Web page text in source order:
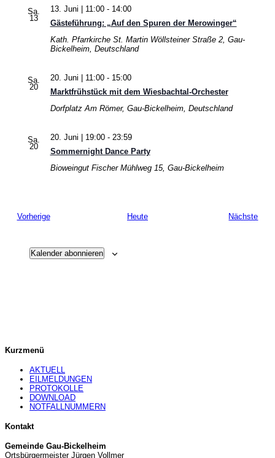
Sa.
13
Gästeführung: „Auf den Spuren der Merowinger“
13. Juni | 11:00- 14:00
Kath. Pfarrkirche St. Martin Wöllsteiner Straße 2, Gau-
Bickelheim, Deutschland
Sa.
20
Marktfrühstück mit dem Wiesbachtal-Orchester
20. Juni | 11:00- 15:00
DorfplatzAm Römer, Gau-Bickelheim, Deutschland
Sa.
20
Sommernight Dance Party
20. Juni | 19:00- 23:59
Bioweingut Fischer Mühlweg 15, Gau-Bickelheim
VorherigeVeranstaltungen Heute Nächste
Kalender abonnieren
Kurzmenü
AKTUELL
EILMELDUNGEN
PROTOKOLLE
DOWNLOAD
NOTFALLNUMMERN
Kontakt
Gemeinde Gau-Bickelheim
Ortsbürgermeister Jürgen Vollmer